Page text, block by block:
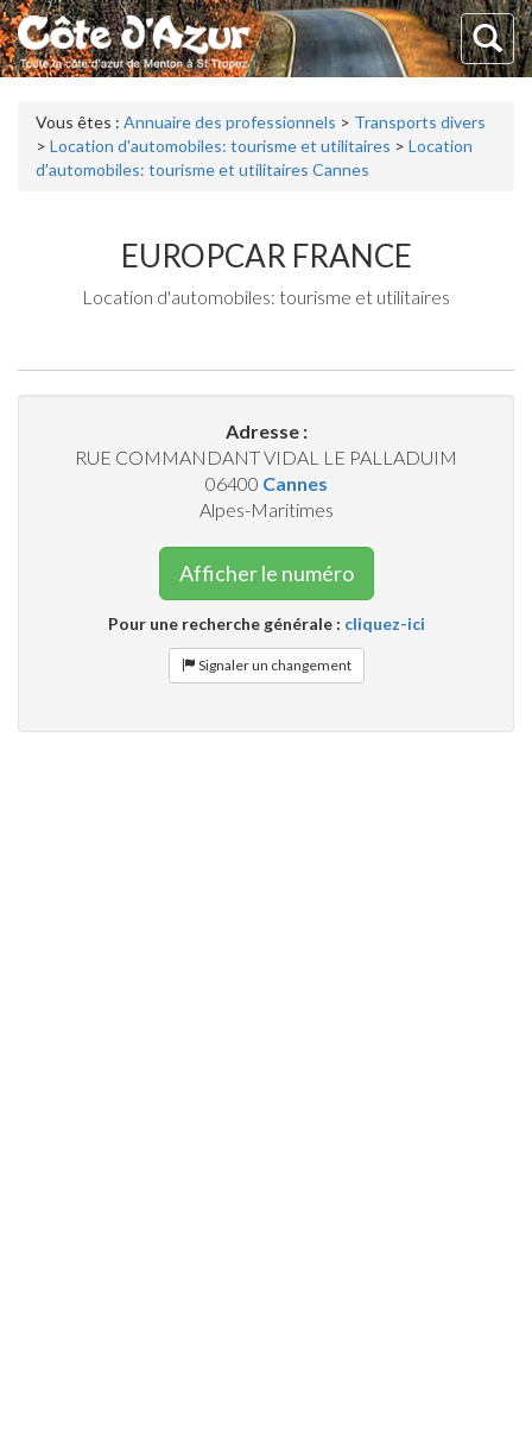
Vous êtes : Annuaire des professionnels > Transports divers
> Location d'automobiles: tourisme et utilitaires > Location
d'automobiles: tourisme et utilitaires Cannes
EUROPCAR FRANCE
Location d'automobiles: tourisme et utilitaires
Adresse :
RUE COMMANDANT VIDAL LE PALLADUIM
06400 Cannes
Alpes-Maritimes
Afficher le numéro
Pour une recherche générale : cliquez-ici
Signaler un changement